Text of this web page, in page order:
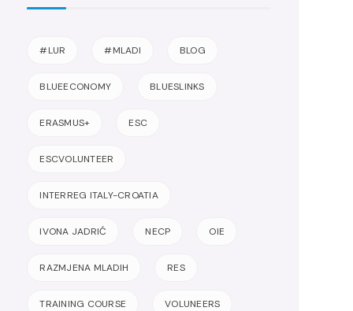
#LUR #MLADI BLOG
BLUEECONOMY BLUESLINKS
ERASMUS+ ESC
ESCVOLUNTEER
INTERREG ITALY-CROATIA
IVONA JADRIĆ NECP OIE
RAZMJENA MLADIH RES
TRAINING COURSE VOLUNEERS